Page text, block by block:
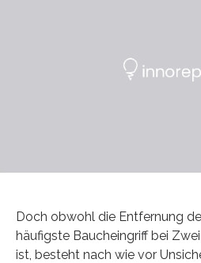
Doch obwohl die Entfernung
häufigste Baucheingriff bei
ist, besteht nach wie vor